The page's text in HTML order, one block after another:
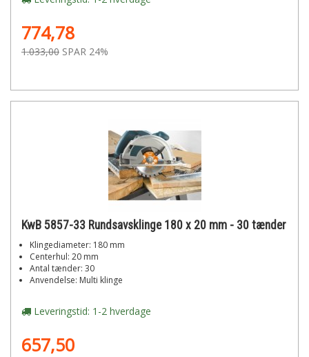
774,78
1.033,00 SPAR 24%
KwB 5857-33 Rundsavsklinge 180 x 20 mm - 30 tænder
Klingediameter: 180 mm
Centerhul: 20 mm
Antal tænder: 30
Anvendelse: Multi klinge
Leveringstid: 1-2 hverdage
657,50